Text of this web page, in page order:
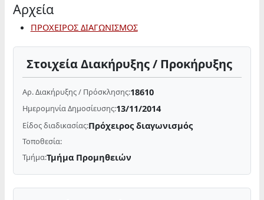
Αρχεία
ΠΡΟΧΕΙΡΟΣ ΔΙΑΓΩΝΙΣΜΟΣ
Στοιχεία Διακήρυξης / Προκήρυξης
Αρ. Διακήρυξης / Πρόσκλησης:18610
Ημερομηνία Δημοσίευσης:13/11/2014
Είδος διαδικασίας:Πρόχειρος διαγωνισμός
Τοποθεσία:
Τμήμα:Τμήμα Προμηθειών